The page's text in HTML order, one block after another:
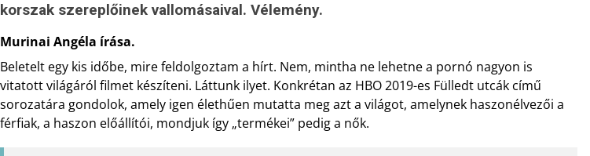
korszak szereplőinek vallomásaival. Vélemény.
Murinai Angéla írása.
Beletelt egy kis időbe, mire feldolgoztam a hírt. Nem, mintha ne lehetne a pornó nagyon is
vitatott világáról filmet készíteni. Láttunk ilyet. Konkrétan az HBO 2019-es Fülledt utcák című
sorozatára gondolok, amely igen élethűen mutatta meg azt a világot, amelynek haszonélvezői a
férfiak, a haszon előállítói, mondjuk így „termékei” pedig a nők.